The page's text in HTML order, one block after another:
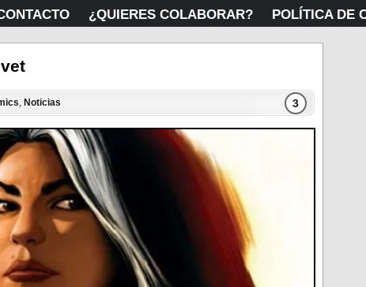
¿QUIERES COLABORAR? POLÍTICA DE
, Noticias 3